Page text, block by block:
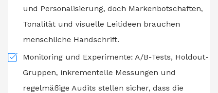
und Personalisierung, doch Markenbotschaften,
Tonalität und visuelle Leitideen brauchen
menschliche Handschrift.
Monitoring und Experimente: A/B-Tests, Holdout-
Gruppen, inkrementelle Messungen und
regelmäßige Audits stellen sicher, dass die